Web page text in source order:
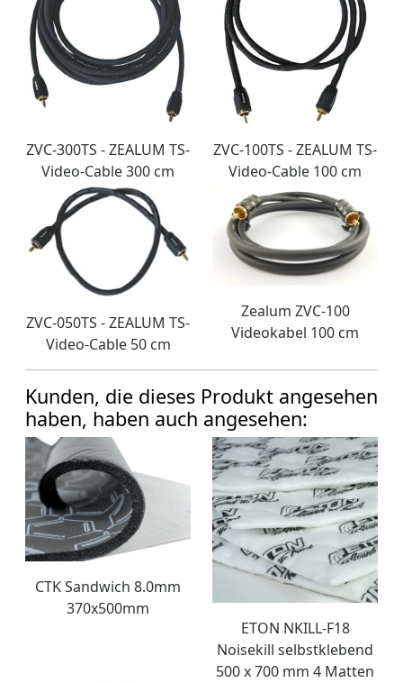
ZVC-300TS - ZEALUM TS-
Video-Cable 300 cm
ZVC-100TS - ZEALUM TS-
Video-Cable 100 cm
ZVC-050TS - ZEALUM TS-
Video-Cable 50 cm
Zealum ZVC-100
Videokabel 100 cm
Kunden, die dieses Produkt angesehen
haben, haben auch angesehen:
CTK Sandwich 8.0mm
370x500mm
ETON NKILL-F18
Noisekill selbstklebend
500 x 700 mm 4 Matten